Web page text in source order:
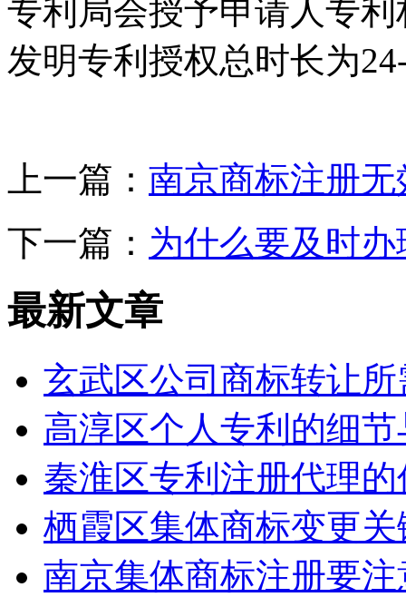
专利局会授予申请人专
发明专利授权总时长为
上一篇： 南京商标注册
下一篇： 为什么要及时
最新文章
玄武区公司商标转让
高淳区个人专利的细
秦淮区专利注册代理的
栖霞区集体商标变更
南京集体商标注册要